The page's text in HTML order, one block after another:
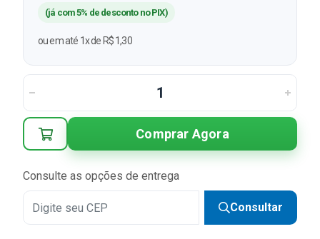
(já com 5% de desconto no PIX)
ou em até 1x de R$ 1,30
Comprar Agora
Consulte as opções de entrega
Consultar